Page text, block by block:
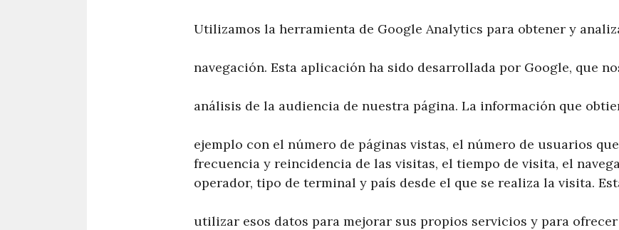
Utilizamos la herramienta de Google Analytics para obtener y
navegación. Esta aplicación ha sido desarrollada por Google, que
análisis de la audiencia de nuestra página. La información que
ejemplo con el número de páginas vistas, el número de usuarios
frecuencia y reincidencia de las visitas, el tiempo de visita, el
operador, tipo de terminal y país desde el que se realiza la visita.
utilizar esos datos para mejorar sus propios servicios y para